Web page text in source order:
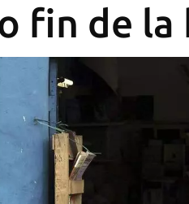
fin de